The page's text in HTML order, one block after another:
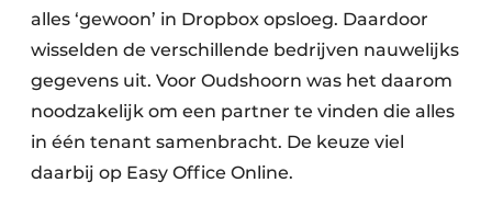
alles ‘gewoon’ in Dropbox opsloeg. Daardoor
wisselden de verschillende bedrijven nauwelijks
gegevens uit. Voor Oudshoorn was het daarom
noodzakelijk om een partner te vinden die alles
in één tenant samenbracht. De keuze viel
daarbij op Easy Office Online.